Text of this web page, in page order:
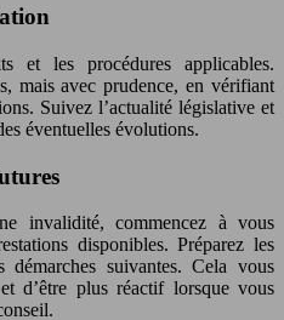
et les procédures applicables.
mais avec prudence, en vérifiant
Suivez l’actualité législative et
éventuelles évolutions.
invalidité, commencez à vous
disponibles. Préparez les
démarches suivantes. Cela vous
d’être plus réactif lorsque vous